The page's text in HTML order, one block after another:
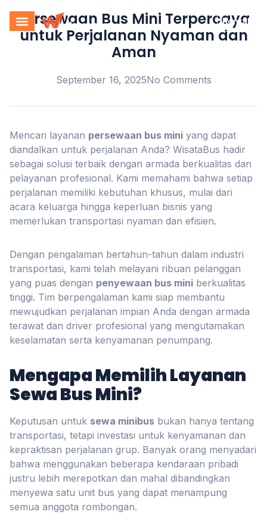
Kontak
Persewaan Bus Mini Terpercaya
untuk Perjalanan Nyaman dan
Aman
September 16, 2025No Comments
Mencari layanan persewaan bus mini yang dapat
diandalkan untuk perjalanan Anda? WisataBus hadir
sebagai solusi terbaik dengan armada berkualitas dan
pelayanan profesional. Kami memahami bahwa setiap
perjalanan memiliki kebutuhan khusus, mulai dari
acara keluarga hingga keperluan bisnis yang
memerlukan transportasi nyaman dan efisien.
Dengan pengalaman bertahun-tahun dalam industri
transportasi, kami telah melayani ribuan pelanggan
yang puas dengan penyewaan bus mini berkualitas
tinggi. Tim berpengalaman kami siap membantu
mewujudkan perjalanan impian Anda dengan armada
terawat dan driver profesional yang mengutamakan
keselamatan serta kenyamanan penumpang.
Mengapa Memilih Layanan
Sewa Bus Mini?
Keputusan untuk sewa minibus bukan hanya tentang
transportasi, tetapi investasi untuk kenyamanan dan
kepraktisan perjalanan grup. Banyak orang menyadari
bahwa menggunakan beberapa kendaraan pribadi
justru lebih merepotkan dan mahal dibandingkan
menyewa satu unit bus yang dapat menampung
semua anggota rombongan.